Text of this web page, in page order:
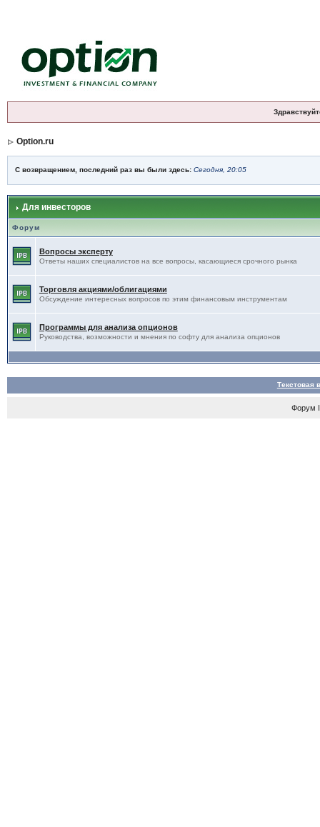
Option.ru
С возвращением, последний раз вы были здесь: Сегодня, 20:05
Для инвесторов
Форум
Вопросы эксперту
Ответы наших специалистов на все вопросы, касающиеся срочного рынка
Торговля акциями/облигациями
Обсуждение интересных вопросов по этим финансовым инструментам
Программы для анализа опционов
Руководства, возможности и мнения по софту для анализа опционов
Текстовая
Форум